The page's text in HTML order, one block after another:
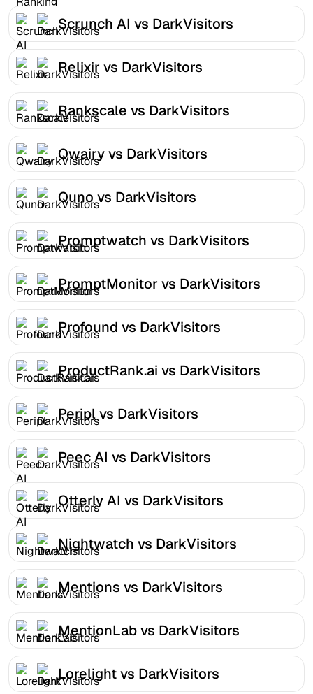
Scrunch AI vs DarkVisitors
Relixir vs DarkVisitors
Rankscale vs DarkVisitors
Qwairy vs DarkVisitors
Quno vs DarkVisitors
Promptwatch vs DarkVisitors
PromptMonitor vs DarkVisitors
Profound vs DarkVisitors
ProductRank.ai vs DarkVisitors
Peripl vs DarkVisitors
Peec AI vs DarkVisitors
Otterly AI vs DarkVisitors
Nightwatch vs DarkVisitors
Mentions vs DarkVisitors
MentionLab vs DarkVisitors
Lorelight vs DarkVisitors